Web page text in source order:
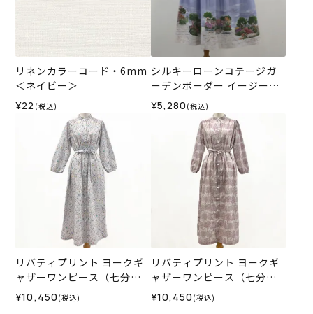
リネンカラーコード・6mm
＜ネイビー＞
¥22 (税込)
シルキーローンコテージガ
ーデンボーダー イージース
カート（80㎝）＜Mサイズ
＞35B
¥5,280 (税込)
リバティプリント ヨークギ
ャザーワンピース（七分
袖）＜Lサイズ＞35M
¥10,450 (税込)
リバティプリント ヨークギ
ャザーワンピース（七分
袖）＜Lサイズ＞35K
¥10,450 (税込)